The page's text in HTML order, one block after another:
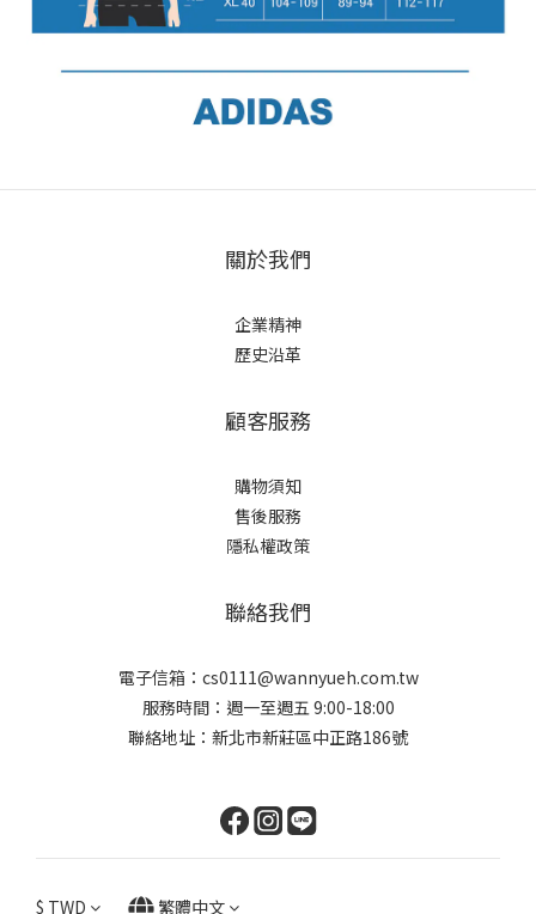
關於我們
企業精神
歷史沿革
顧客服務
購物須知
售後服務
隱私權政策
聯絡我們
電子信箱：cs0111@wannyueh.com.tw
服務時間：週一至週五 9:00-18:00
聯絡地址：新北市新莊區中正路186號
$ TWD 繁體中文